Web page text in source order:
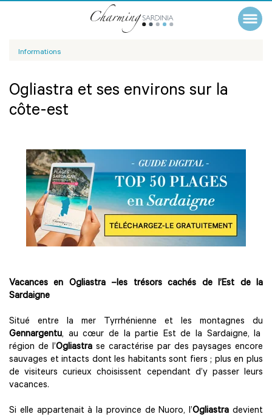
Informations
Ogliastra et ses environs sur la
côte-est
Vacances en Ogliastra –les trésors cachés de l’Est de la
Sardaigne
Situé entre la mer Tyrrhénienne et les montagnes du
Gennargentu, au cœur de la partie Est de la Sardaigne, la
région de l’Ogliastra se caractérise par des paysages encore
sauvages et intacts dont les habitants sont fiers ; plus en plus
de visiteurs curieux choisissent cependant d’y passer leurs
vacances.
Si elle appartenait à la province de Nuoro, l’Ogliastra devient